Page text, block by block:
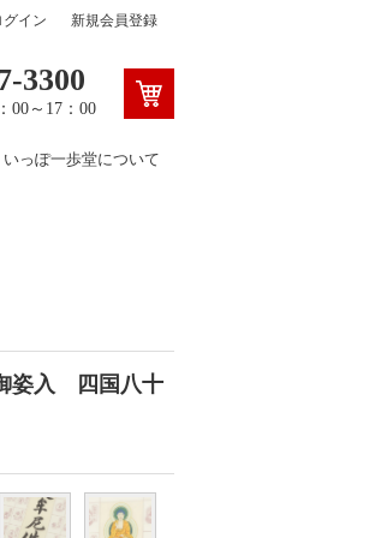
イン 新規会員登録
3300
～17：00
いっぽ一歩堂について
姿入 四国八十